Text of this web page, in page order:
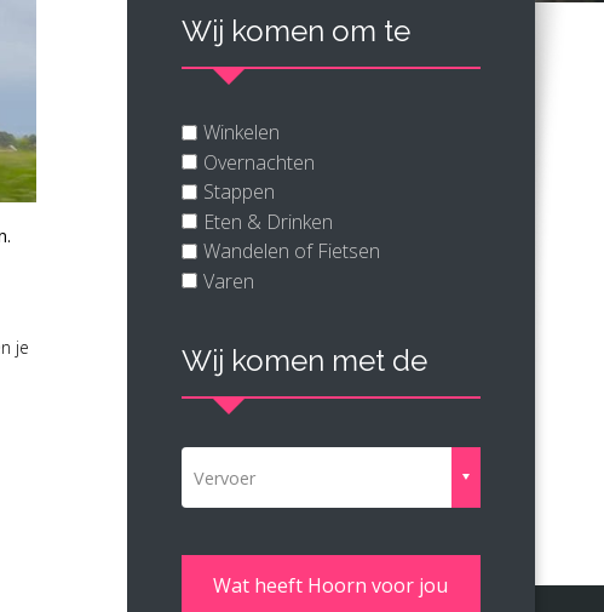
je
Wij komen om te
Winkelen
Overnachten
Stappen
Eten & Drinken
Wandelen of Fietsen
Varen
Wij komen met de
Vervoer